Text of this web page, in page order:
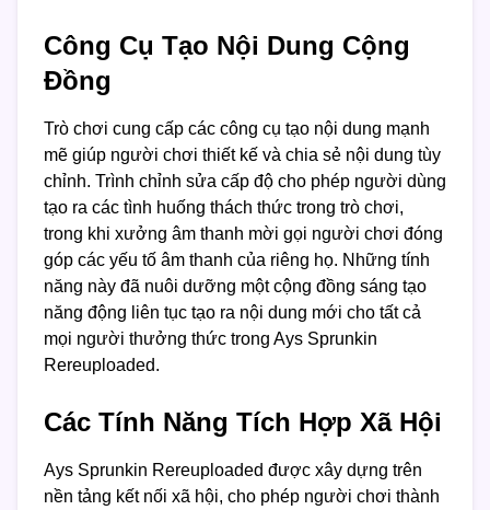
Công Cụ Tạo Nội Dung Cộng
Đồng
Trò chơi cung cấp các công cụ tạo nội dung mạnh
mẽ giúp người chơi thiết kế và chia sẻ nội dung tùy
chỉnh. Trình chỉnh sửa cấp độ cho phép người dùng
tạo ra các tình huống thách thức trong trò chơi,
trong khi xưởng âm thanh mời gọi người chơi đóng
góp các yếu tố âm thanh của riêng họ. Những tính
năng này đã nuôi dưỡng một cộng đồng sáng tạo
năng động liên tục tạo ra nội dung mới cho tất cả
mọi người thưởng thức trong Ays Sprunkin
Rereuploaded.
Các Tính Năng Tích Hợp Xã Hội
Ays Sprunkin Rereuploaded được xây dựng trên
nền tảng kết nối xã hội, cho phép người chơi thành